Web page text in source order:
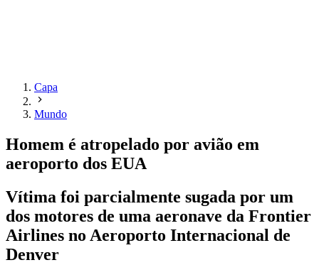
Capa
Mundo
Homem é atropelado por avião em
aeroporto dos EUA
Vítima foi parcialmente sugada por um
dos motores de uma aeronave da Frontier
Airlines no Aeroporto Internacional de
Denver